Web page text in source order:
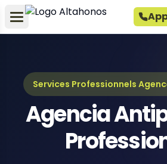
Services Professionnels
Agencia